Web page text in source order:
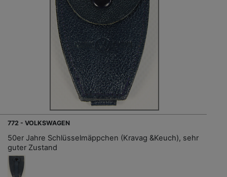
772 - VOLKSWAGEN
50er Jahre Schlüsselmäppchen (Kravag &Keuch), sehr
guter Zustand